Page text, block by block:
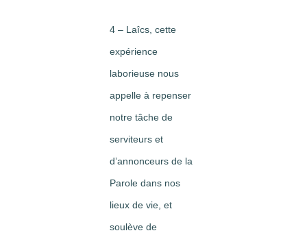
4 – Laîcs, cette
expérience
laborieuse nous
appelle à repenser
notre tâche de
serviteurs et
d’annonceurs de la
Parole dans nos
lieux de vie, et
soulève de